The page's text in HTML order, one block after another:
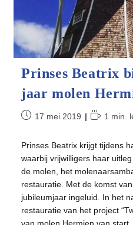
Prinses Beatrix
jaar molen
Bericht17 mei 2019 Leestijd:
1 min.
Prinses Beatrix krijgt tijdens
waarbij vrijwilligers haar
de molen, het
restauratie. Met de komst
jubileumjaar ingeluid. In het
restauratie van het project